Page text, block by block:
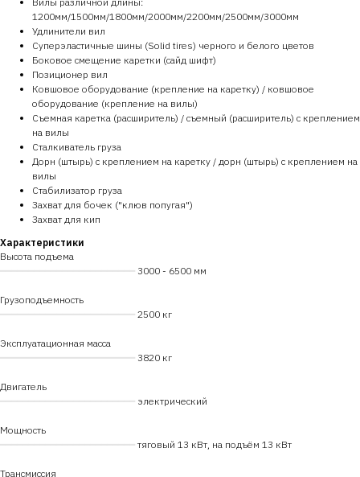
1200мм/1500мм/1800мм/2000мм/2200мм/2500мм/3000мм
Удлинители вил
Суперэластичные шины (Solid tires) черного и белого цветов
Боковое смещение каретки (сайд шифт)
Позиционер вил
Ковшовое оборудование (крепление на каретку) / ковшовое
оборудование (крепление на вилы)
Съемная каретка (расширитель) / съемный (расширитель) с креплением
на вилы
Сталкиватель груза
Дорн (штырь) с креплением на каретку / дорн (штырь) с креплением на
вилы
Стабилизатор груза
Захват для бочек ("клюв попугая")
Захват для кип
Характеристики
Высота подъема
━━━━━━━━━━━━━━━━━━━━━━━━ 3000 - 6500 мм
Грузоподъемность
━━━━━━━━━━━━━━━━━━━━━━━━ 2500 кг
Эксплуатационная масса
━━━━━━━━━━━━━━━━━━━━━━━━ 3820 кг
Двигатель
━━━━━━━━━━━━━━━━━━━━━━━━ электрический
Мощность
━━━━━━━━━━━━━━━━━━━━━━━━ тяговый 13 кВт, на подъём 13 кВт
Трансмиссия